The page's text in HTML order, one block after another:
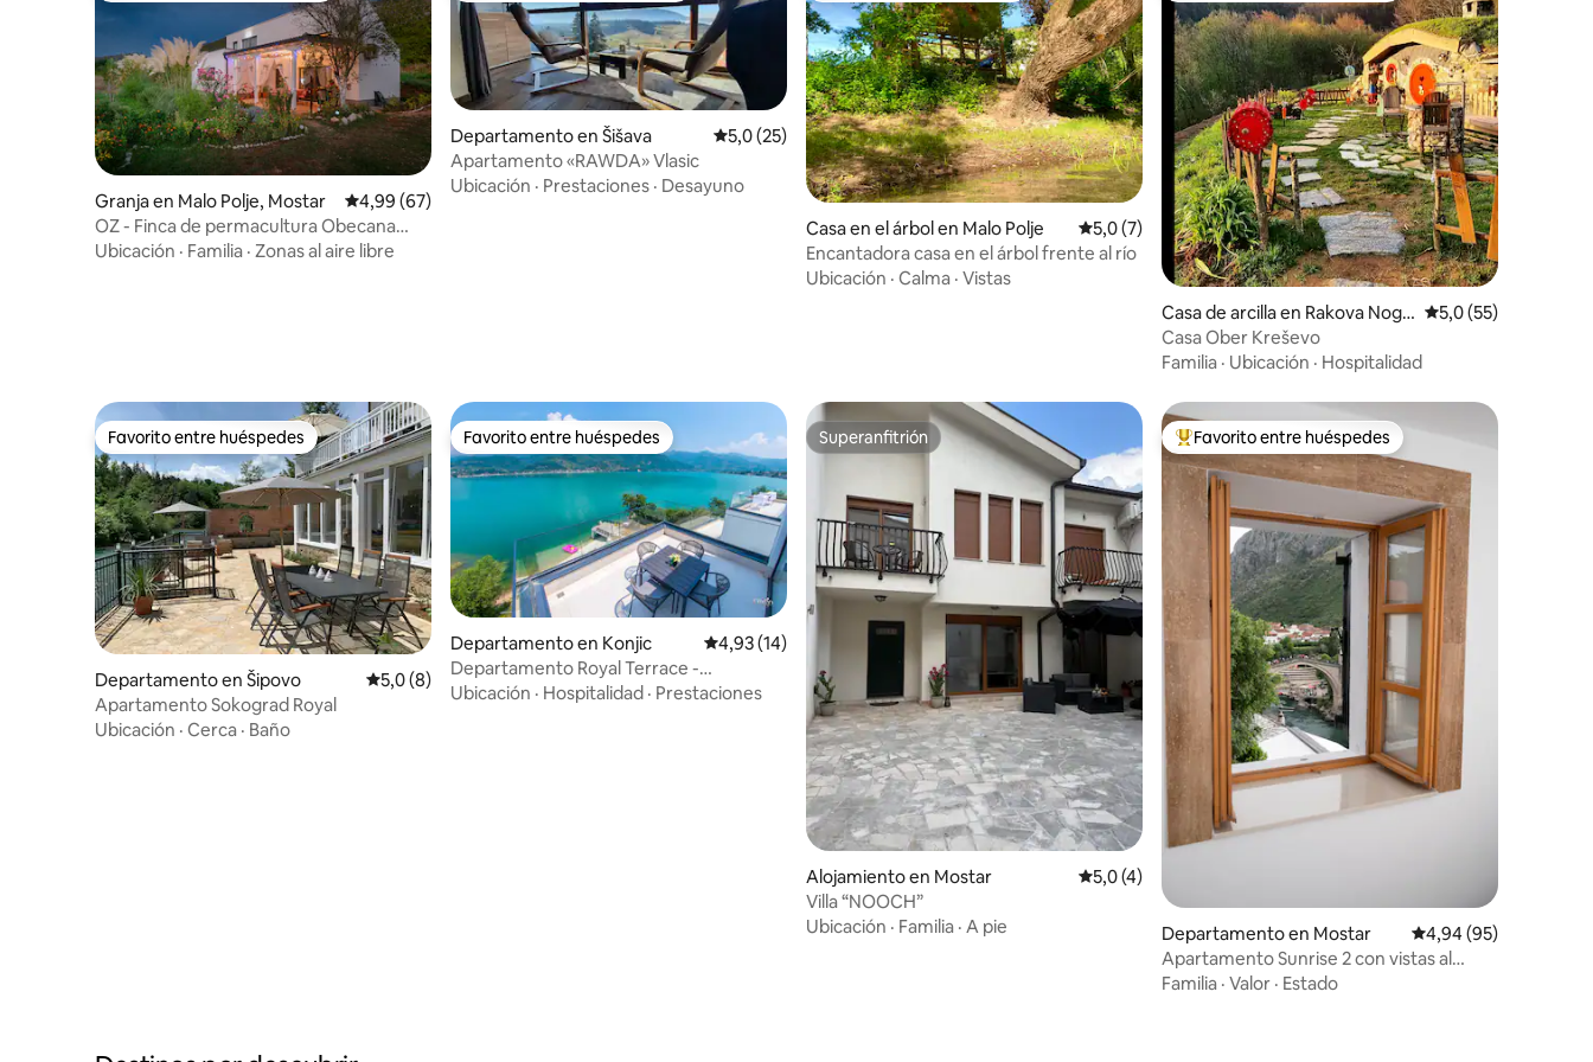
Granja en Malo Polje, Mostar Calificación promedio: 4,99 de 5. 67 evaluaciones
4,99 (67)
OZ - Finca de permacultura Obecana
Zemlja
Ubicación · Familia · Zonas al aire libre
Departamento en Šišava Calificación promedio: 5,0 de 5. 25 evaluaciones
5,0 (25)
Apartamento «RAWDA» Vlasic
Ubicación · Prestaciones · Desayuno
Casa en el árbol en Malo Polje Calificación promedio: 5,0 de 5. 7 evaluaciones
5,0 (7)
Encantadora casa en el árbol frente al río
Ubicación · Calma · Vistas
Casa de arcilla en Rakova Nog
a, Kreševo
Calificación
5,0 (55)
Casa Ober Kreševo
Familia · Ubicación · Hospitalidad
Favorito entre huéspedes
Favorito entre huéspedes
Departamento en Šipovo Calificación promedio: 5,0 de 5. 8 evaluaciones
5,0 (8)
Apartamento Sokograd Royal
Ubicación · Cerca · Baño
Favorito entre huéspedes
Favorito entre huéspedes
Departamento en Konjic Calificación promedio: 4,93 de 5. 14 evaluaciones
4,93 (14)
Departamento Royal Terrace -
Departamento 4A
Ubicación · Hospitalidad · Prestaciones
Superanfitrión
Superanfitrión
Alojamiento en Mostar Calificación promedio: 5,0 de 5. 4 evaluaciones
5,0 (4)
Villa “NOOCH”
Ubicación · Familia · A pie
Favorito entre los huéspedes más destacados
Favorito entre huéspedes
Departamento en Mostar Calificación
4,94 (95)
Apartamento Sunrise 2 con vistas al
Puente Viejo
Familia · Valor · Estado